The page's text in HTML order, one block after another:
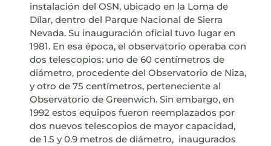
instalación del OSN, ubicado en la Loma de
Dílar, dentro del Parque Nacional de Sierra
Nevada. Su inauguración oficial tuvo lugar en
1981. En esa época, el observatorio operaba con
dos telescopios: uno de 60 centímetros de
diámetro, procedente del Observatorio de Niza,
y otro de 75 centímetros, perteneciente al
Observatorio de Greenwich. Sin embargo, en
1992 estos equipos fueron reemplazados por
dos nuevos telescopios de mayor capacidad,
de 1.5 y 0.9 metros de diámetro, inaugurados